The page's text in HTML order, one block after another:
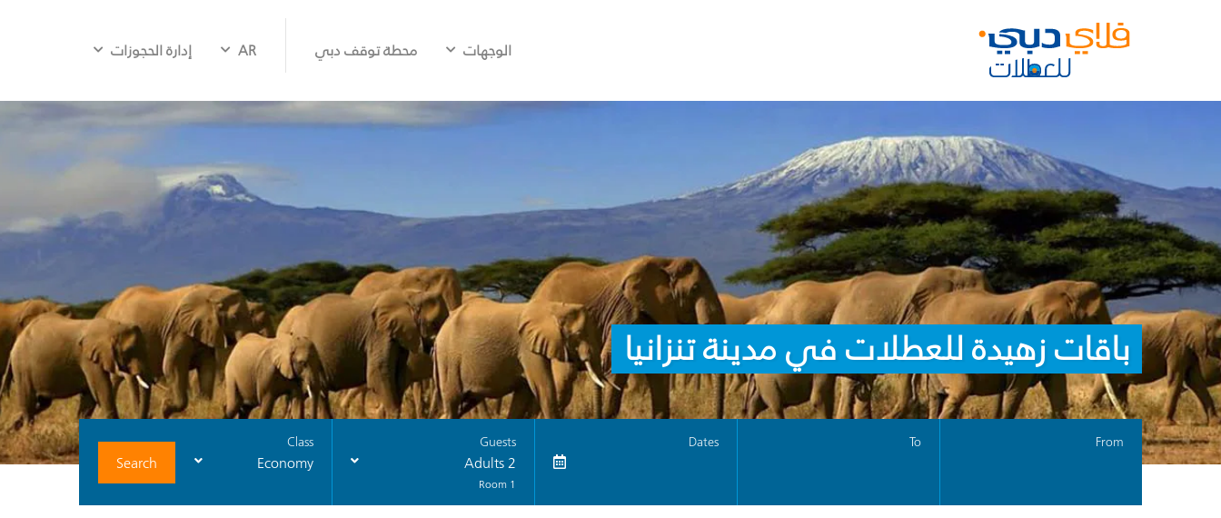
الوجهات محطة توقف دبي AR إدارة الحجوزات
باقات زهيدة للعطلات في مدينة تنزانيا
From
To
Dates
Guests
2 Adults
1 Room
Class
Economy
Search